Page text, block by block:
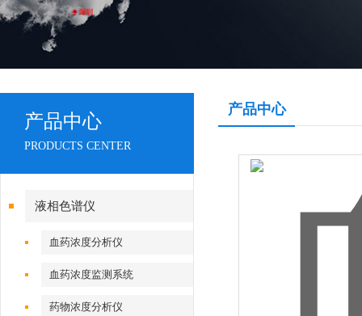
产品中心
产品中心
PRODUCTS CENTER
液相色谱仪
血药浓度分析仪
血药浓度监测系统
药物浓度分析仪